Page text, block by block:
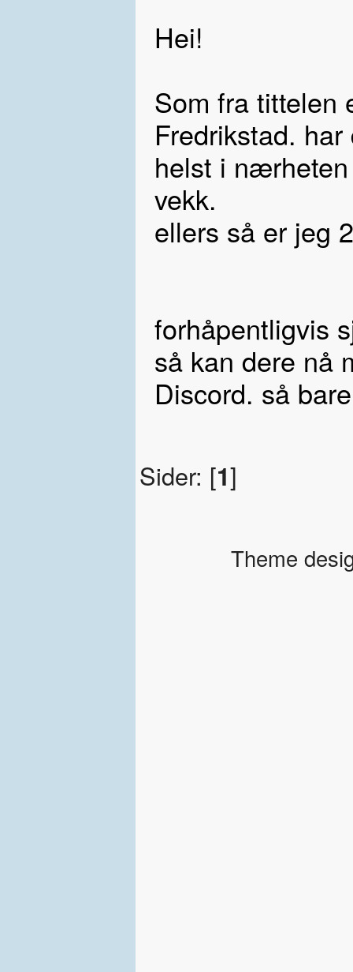
Hei!
Som fra tittelen
Fredrikstad.
helst i
vekk.
ellers så er jeg
forhåpentligvis
så kan dere nå
Discord. så
Sider: [1]
Theme